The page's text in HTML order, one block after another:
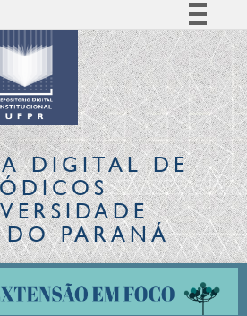
Simplifique!
Comunica BR
Participe
Acesso à informação
Legislação
Canais
DIGITALDE
DO PARANÁ